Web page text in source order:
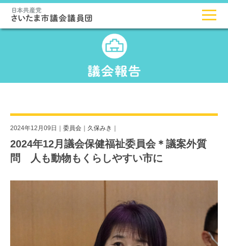
2024年12月09日｜ 委員会 久保みき
2024年12月議会保健福祉委員会＊議案外質
問 人も動物もくらしやすい市に